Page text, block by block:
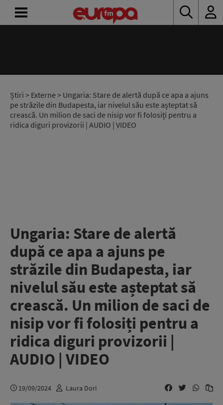
Știri > Externe> Ungaria: Stare de alertă după ce apa a ajuns
pe străzile din Budapesta, iar nivelul său este așteptat să
crească. Un milion de saci de nisip vor fi folosiți pentru a
ridica diguri provizorii | AUDIO | VIDEO
Ungaria: Stare de alertă
după ce apa a ajuns pe
străzile din Budapesta, iar
nivelul său este așteptat să
crească. Un milion de saci de
nisip vor fi folosiți pentru a
ridica diguri provizorii |
AUDIO | VIDEO
19/09/2024 Laura Dori
RADIO
CONCURSURI